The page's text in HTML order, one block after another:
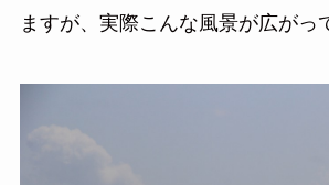
ますが、実際こんな風景が広がっ